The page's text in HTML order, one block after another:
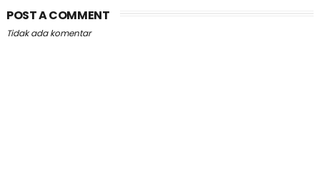
POST A COMMENT
Tidak ada komentar